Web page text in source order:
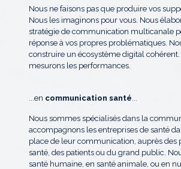
Nous ne faisons pas que produire vos
Nous les imaginons pour vous. Nous
stratégie de communication multicanale
réponse à vos propres problématiques.
construire un écosystème digital cohérent.
mesurons les performances.
...en communication santé...
Nous sommes spécialisés dans la
accompagnons les entreprises de santé
place de leur communication, auprès des
santé, des patients ou du grand public.
santé humaine, en santé animale, ou en